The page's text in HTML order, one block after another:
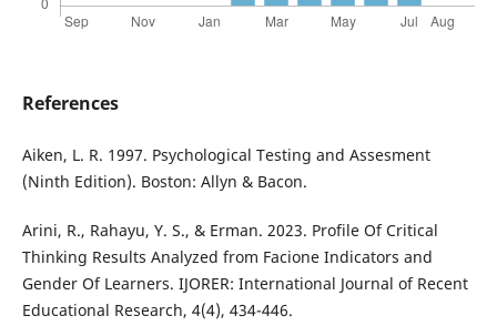
References
Aiken, L. R. 1997. Psychological Testing and Assesment
(Ninth Edition). Boston: Allyn & Bacon.
Arini, R., Rahayu, Y. S., & Erman. 2023. Profile Of Critical
Thinking Results Analyzed from Facione Indicators and
Gender Of Learners. IJORER: International Journal of Recent
Educational Research, 4(4), 434-446.